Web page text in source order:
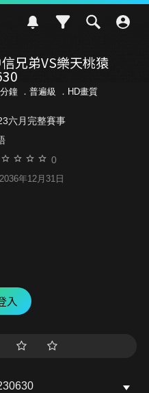
兄弟VS樂天桃猿
鐘 ． 普遍級 ．HD畫質
六月完整賽事
0
年12月31日
入